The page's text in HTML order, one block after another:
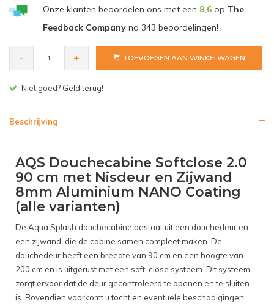
Onze klanten beoordelen ons met een 8,6op The
Feedback Companyna 343 beoordelingen!
- + TOEVOEGEN AAN WINKELWAGEN
Gratis bezorgen v.a. € 150,- (NL)
Beschrijving
AQS Douchecabine Softclose 2.0
90 cm met Nisdeur en Zijwand
8mm Aluminium NANO Coating
(alle varianten)
De Aqua Splash douchecabine bestaat uit een douchedeur en
een zijwand, die de cabine samen compleet maken. De
douchedeur heeft een breedte van 90 cm en een hoogte van
200 cm en is uitgerust met een soft-close systeem. Dit systeem
zorgt ervoor dat de deur gecontroleerd te openen en te sluiten
is. Bovendien voorkomt u tocht en eventuele beschadigingen